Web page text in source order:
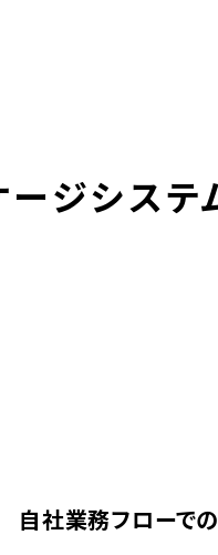
ジシス
自社業務フローで